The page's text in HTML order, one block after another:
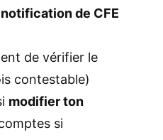
notification de CFE
de vérifier le
contestable)
modifier ton
si